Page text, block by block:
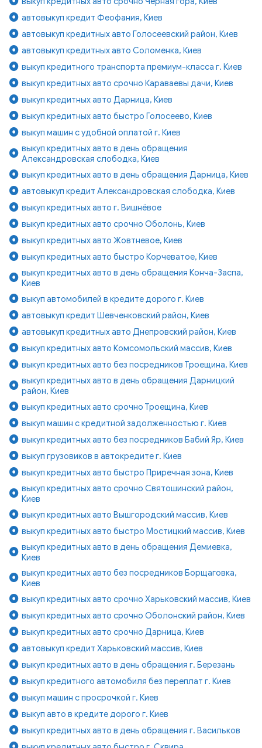
автовыкуп кредит Феофания, Киев
автовыкуп кредитных авто Голосеевский район, Киев
автовыкуп кредитных авто Соломенка, Киев
выкуп кредитного транспорта премиум-класса г. Киев
выкуп кредитных авто срочно Караваевы дачи, Киев
выкуп кредитных авто Дарница, Киев
выкуп кредитных авто быстро Голосеево, Киев
выкуп машин с удобной оплатой г. Киев
выкуп кредитных авто в день обращения
Александровская слободка, Киев
выкуп кредитных авто в день обращения Дарница, Киев
автовыкуп кредит Александровская слободка, Киев
выкуп кредитных авто г. Вишнёвое
выкуп кредитных авто срочно Оболонь, Киев
выкуп кредитных авто Жовтневое, Киев
выкуп кредитных авто быстро Корчеватое, Киев
выкуп кредитных авто в день обращения Конча-Заспа,
Киев
выкуп автомобилей в кредите дорого г. Киев
автовыкуп кредит Шевченковский район, Киев
автовыкуп кредитных авто Днепровский район, Киев
выкуп кредитных авто Комсомольский массив, Киев
выкуп кредитных авто без посредников Троещина, Киев
выкуп кредитных авто в день обращения Дарницкий
район, Киев
выкуп кредитных авто срочно Троещина, Киев
выкуп машин с кредитной задолженностью г. Киев
выкуп кредитных авто без посредников Бабий Яр, Киев
выкуп грузовиков в автокредите г. Киев
выкуп кредитных авто быстро Приречная зона, Киев
выкуп кредитных авто срочно Святошинский район,
Киев
выкуп кредитных авто Вышгородский массив, Киев
выкуп кредитных авто быстро Мостицкий массив, Киев
выкуп кредитных авто в день обращения Демиевка,
Киев
выкуп кредитных авто без посредников Борщаговка,
Киев
выкуп кредитных авто срочно Харьковский массив, Киев
выкуп кредитных авто срочно Оболонский район, Киев
выкуп кредитных авто срочно Дарница, Киев
автовыкуп кредит Харьковский массив, Киев
выкуп кредитных авто в день обращения г. Березань
выкуп кредитного автомобиля без переплат г. Киев
выкуп машин с просрочкой г. Киев
выкуп авто в кредите дорого г. Киев
выкуп кредитных авто в день обращения г. Васильков